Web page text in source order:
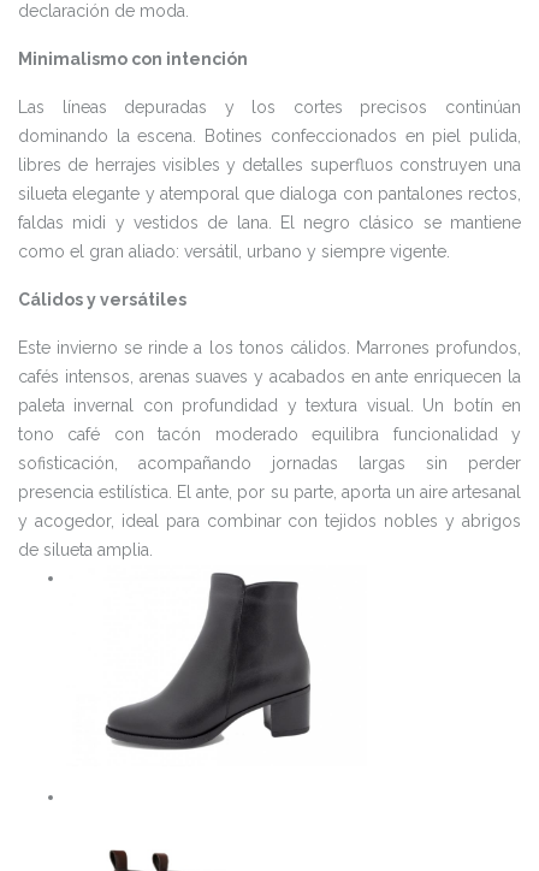
declaración de moda.
Minimalismo con intención
Las líneas depuradas y los cortes precisos continúan
dominando la escena. Botines confeccionados en piel pulida,
libres de herrajes visibles y detalles superfluos construyen una
silueta elegante y atemporal que dialoga con pantalones rectos,
faldas midi y vestidos de lana. El negro clásico se mantiene
como el gran aliado: versátil, urbano y siempre vigente.
Cálidos y versátiles
Este invierno se rinde a los tonos cálidos. Marrones profundos,
cafés intensos, arenas suaves y acabados en ante enriquecen la
paleta invernal con profundidad y textura visual. Un botín en
tono café con tacón moderado equilibra funcionalidad y
sofisticación, acompañando jornadas largas sin perder
presencia estilística. El ante, por su parte, aporta un aire artesanal
y acogedor, ideal para combinar con tejidos nobles y abrigos
de silueta amplia.